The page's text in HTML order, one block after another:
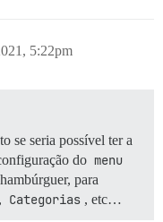
5:22pm
se seria possível ter a
do menu
para
, Categorias , etc…